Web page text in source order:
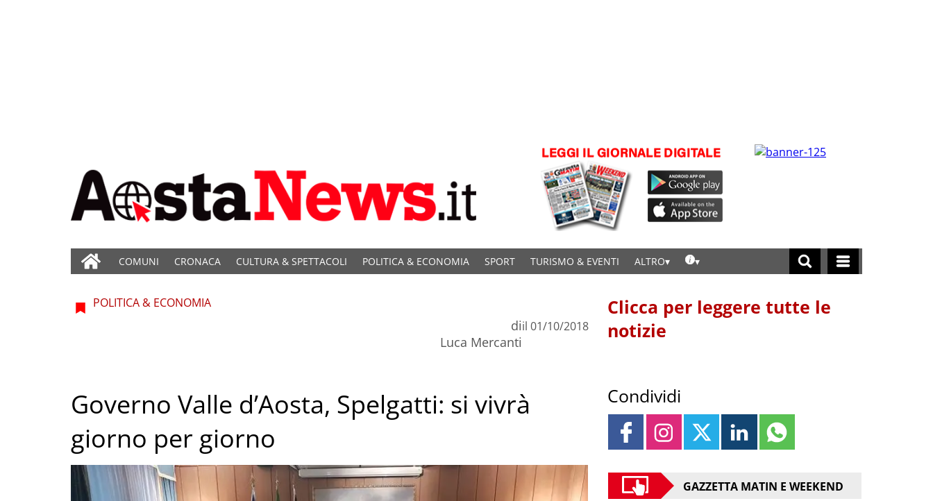
COMUNI CRONACA CULTURA & SPETTACOLI POLITICA & ECONOMIA SPORT TURISMO & EVENTI ALTRO
POLITICA & ECONOMIA
di
Luca Mercanti
il 01/10/2018
Governo Valle d’Aosta, Spelgatti: si vivrà
giorno per giorno
Clicca per leggere tutte le
notizie
Condividi
GAZZETTA MATIN E WEEKEND